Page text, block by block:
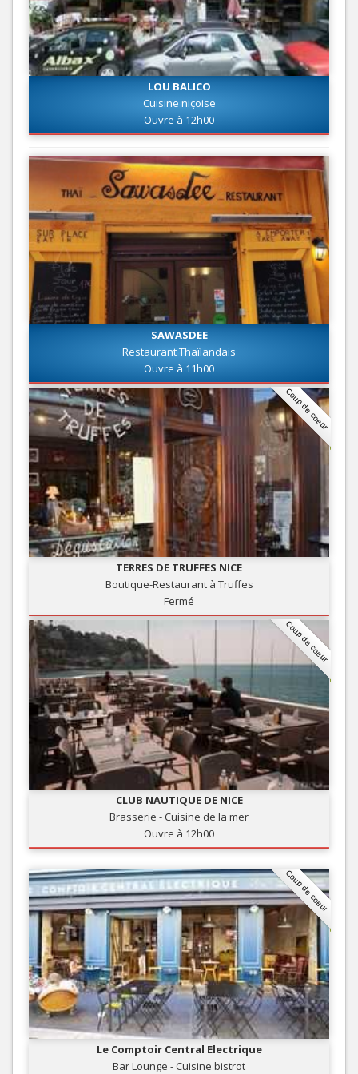
LOU BALICO
Cuisine niçoise
Ouvre à 12h00
SAWASDEE
Restaurant Thaïlandais
Ouvre à 11h00
Coup de coeur
TERRES DE TRUFFES NICE
Boutique-Restaurant à Truffes
Fermé
Coup de coeur
CLUB NAUTIQUE DE NICE
Brasserie - Cuisine de la mer
Ouvre à 12h00
Coup de coeur
Le Comptoir Central Electrique
Bar Lounge - Cuisine bistrot